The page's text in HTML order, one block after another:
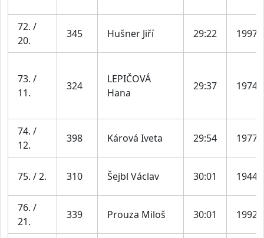
72. /
20.
345 Hušner Jiří 29:22 1997
73. /
11.
324
LEPIČOVÁ
Hana
29:37 1974
74. /
12.
398 Kárová Iveta 29:54 1977
75. / 2. 310 Šejbl Václav 30:01 1944
76. /
21.
339 Prouza Miloš 30:01 1992